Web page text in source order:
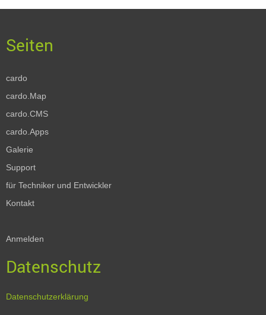
cardo
cardo.Map
cardo.CMS
cardo.Apps
Galerie
Support
für Techniker und Entwickler
Kontakt
Anmelden
Datenschutz
Datenschutzerklärung